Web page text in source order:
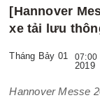
[Hannover
xe tải lưu
Tháng Bảy 01 07:00
2019
Hannover Messe 2019 – hội chợ hàng đầu thế giới về công